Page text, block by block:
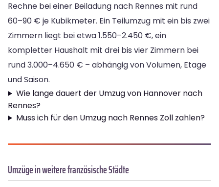
Rechne bei einer Beiladung nach Rennes mit rund
60–90 € je Kubikmeter. Ein Teilumzug mit ein bis zwei
Zimmern liegt bei etwa 1.550–2.450 €, ein
kompletter Haushalt mit drei bis vier Zimmern bei
rund 3.000–4.650 € – abhängig von Volumen, Etage
und Saison.
Wie lange dauert der Umzug von Hannover nach
Rennes?
Muss ich für den Umzug nach Rennes Zoll zahlen?
Umzüge in weitere französische Städte